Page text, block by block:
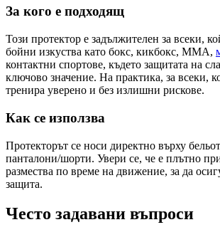
За кого е подходящ
Този протектор е задължителен за всеки,
бойни изкуства като бокс, кикбокс, ММА,
контактни спортове, където защитата на
ключово значение. На практика, за всеки,
тренира уверено и без излишни рискове.
Как се използва
Протекторът се носи директно върху
панталони/шорти. Увери се, че е плътно
размества по време на движение, за да
защита.
Често задавани въпроси